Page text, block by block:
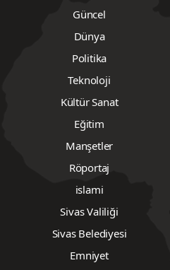
Güncel
Dünya
Politika
Teknoloji
Kültür Sanat
Eğitim
Manşetler
Röportaj
islami
Sivas Valiliği
Sivas Belediyesi
Emniyet